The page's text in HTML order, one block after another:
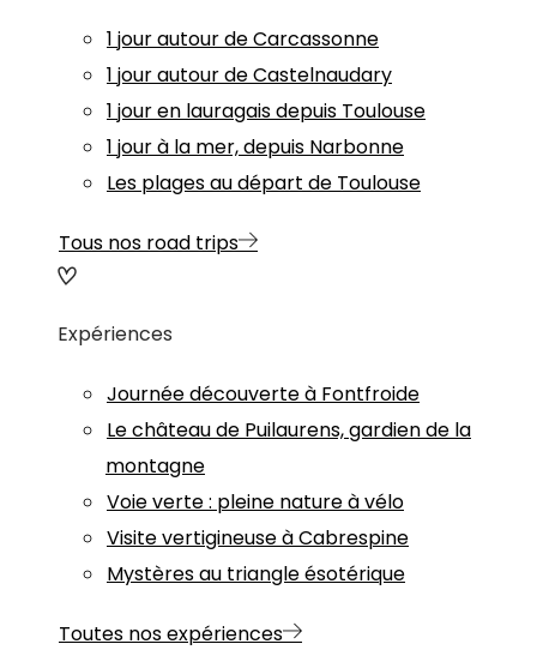
1 jour autour de Carcassonne
1 jour autour de Castelnaudary
1 jour en lauragais depuis Toulouse
1 jour à la mer, depuis Narbonne
Les plages au départ de Toulouse
Tous nos road trips
Expériences
Journée découverte à Fontfroide
Le château de Puilaurens, gardien de la
montagne
Voie verte : pleine nature à vélo
Visite vertigineuse à Cabrespine
Mystères au triangle ésotérique
Toutes nos expériences